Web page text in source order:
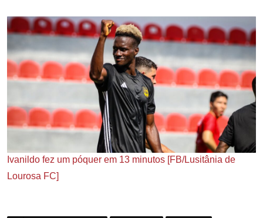
Ivanildo fez um póquer em 13 minutos [FB/Lusitânia de
Lourosa FC]